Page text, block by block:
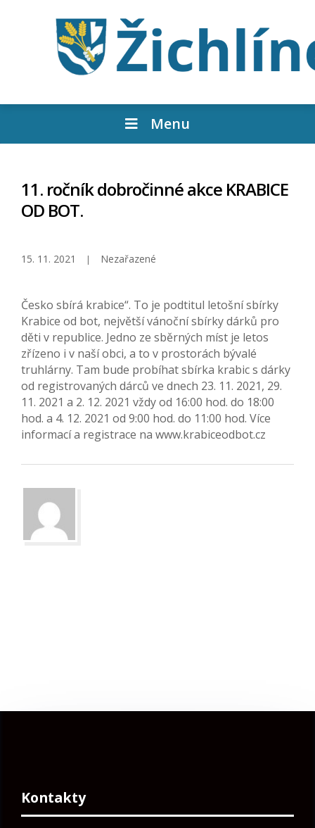
Menu
11. ročník dobročinné akce KRABICE
OD BOT.
15. 11. 2021 Nezařazené
Česko sbírá krabice“. To je podtitul letošní sbírky
Krabice od bot, největší vánoční sbírky dárků pro
děti v republice. Jedno ze sběrných míst je letos
zřízeno i v naší obci, a to v prostorách bývalé
truhlárny. Tam bude probíhat sbírka krabic s dárky
od registrovaných dárců ve dnech 23. 11. 2021, 29.
11. 2021 a 2. 12. 2021 vždy od 16:00 hod. do 18:00
hod. a 4. 12. 2021 od 9:00 hod. do 11:00 hod. Více
informací a registrace na www.krabiceodbot.cz
Kontakty